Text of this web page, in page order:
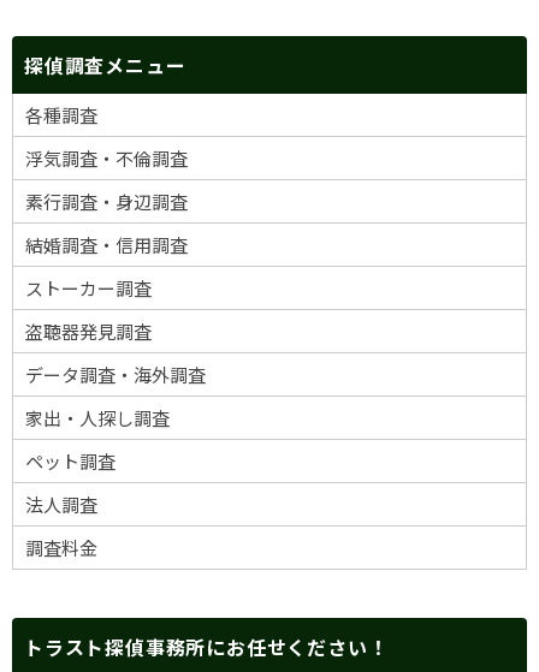
探偵調査メニュー
各種調査
浮気調査・不倫調査
素行調査・身辺調査
結婚調査・信用調査
ストーカー調査
盗聴器発見調査
データ調査・海外調査
家出・人探し調査
ペット調査
法人調査
調査料金
トラスト探偵事務所にお任せください！